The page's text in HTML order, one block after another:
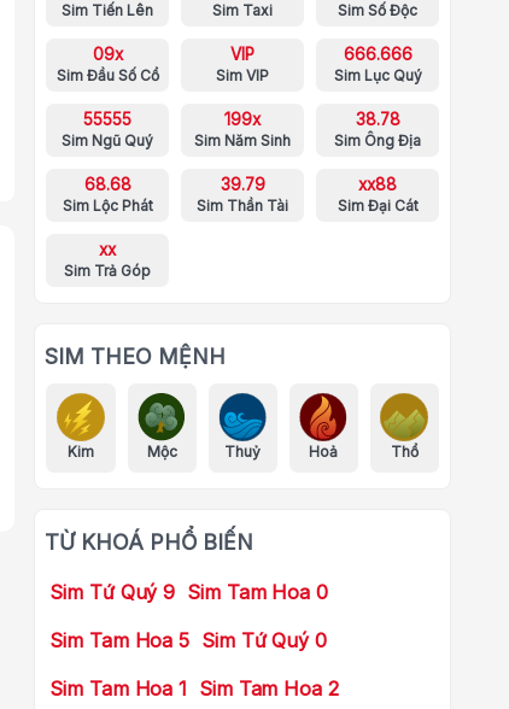
Sim Tiến Lên Sim Taxi Sim Số Độc
09x
Sim Đầu Số Cổ
VIP
Sim VIP
666.666
Sim Lục Quý
55555
Sim Ngũ Quý
199x
Sim Năm Sinh
38.78
Sim Ông Địa
68.68
Sim Lộc Phát
39.79
Sim Thần Tài
xx88
Sim Đại Cát
xx
Sim Trả Góp
SIM THEO MỆNH
Kim Mộc Thuỷ Hoả Thổ
TỪ KHOÁ PHỔ BIẾN
Sim Tứ Quý 9 Sim Tam Hoa 0
Sim Tam Hoa 5 Sim Tứ Quý 0
Sim Tam Hoa 1 Sim Tam Hoa 2